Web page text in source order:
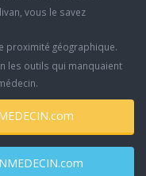
vous le savez
proximité géographique.
les outils qui manquaient